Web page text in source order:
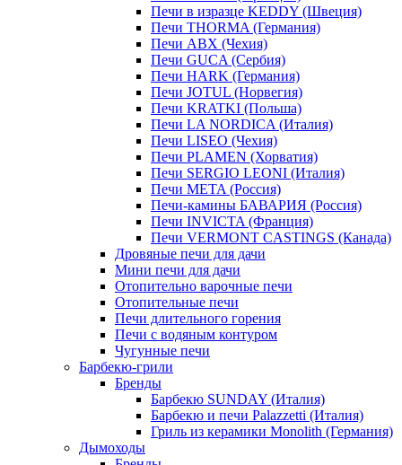
Печи в изразце KEDDY (Швеция)
Печи THORMA (Германия)
Печи ABX (Чехия)
Печи GUCA (Сербия)
Печи HARK (Германия)
Печи JOTUL (Норвегия)
Печи KRATKI (Польша)
Печи LA NORDICA (Италия)
Печи LISEO (Чехия)
Печи PLAMEN (Хорватия)
Печи SERGIO LEONI (Италия)
Печи META (Россия)
Печи-камины БАВАРИЯ (Россия)
Печи INVICTA (Франция)
Печи VERMONT CASTINGS (Канада)
Дровяные печи для дачи
Мини печи для дачи
Отопительно варочные печи
Отопительные печи
Печи длительного горения
Печи с водяным контуром
Чугунные печи
Барбекю-грили
Бренды
Барбекю SUNDAY (Италия)
Барбекю и печи Palazzetti (Италия)
Гриль из керамики Monolith (Германия)
Дымоходы